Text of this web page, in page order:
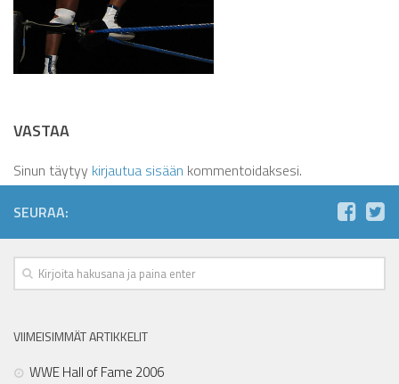
VASTAA
Sinun täytyy kirjautua sisään kommentoidaksesi.
SEURAA:
VIIMEISIMMÄT ARTIKKELIT
WWE Hall of Fame 2006